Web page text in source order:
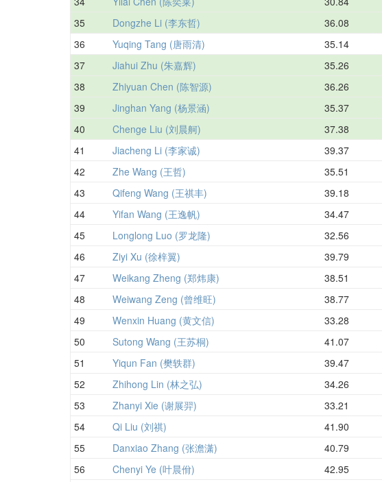
35 Dongzhe Li (李东哲) 36.08
36 Yuqing Tang (唐雨清) 35.14
37 Jiahui Zhu (朱嘉辉) 35.26
38 Zhiyuan Chen (陈智源) 36.26
39 Jinghan Yang (杨景涵) 35.37
40 Chenge Liu (刘晨舸) 37.38
41 Jiacheng Li (李家诚) 39.37
42 Zhe Wang (王哲) 35.51
43 Qifeng Wang (王祺丰) 39.18
44 Yifan Wang (王逸帆) 34.47
45 Longlong Luo (罗龙隆) 32.56
46 Ziyi Xu (徐梓翼) 39.79
47 Weikang Zheng (郑炜康) 38.51
48 Weiwang Zeng (曾维旺) 38.77
49 Wenxin Huang (黄文信) 33.28
50 Sutong Wang (王苏桐) 41.07
51 Yiqun Fan (樊轶群) 39.47
52 Zhihong Lin (林之弘) 34.26
53 Zhanyi Xie (谢展羿) 33.21
54 Qi Liu (刘祺) 41.90
55 Danxiao Zhang (张澹潇) 40.79
56 Chenyi Ye (叶晨佾) 42.95